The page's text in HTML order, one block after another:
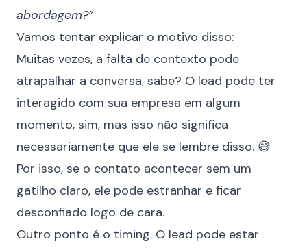
abordagem?”
Vamos tentar explicar o motivo disso:
Muitas vezes, a falta de contexto pode
atrapalhar a conversa, sabe? O lead pode ter
interagido com sua empresa em algum
momento, sim, mas isso não significa
necessariamente que ele se lembre disso. 😅
Por isso, se o contato acontecer sem um
gatilho claro, ele pode estranhar e ficar
desconfiado logo de cara.
Outro ponto é o timing. O lead pode estar